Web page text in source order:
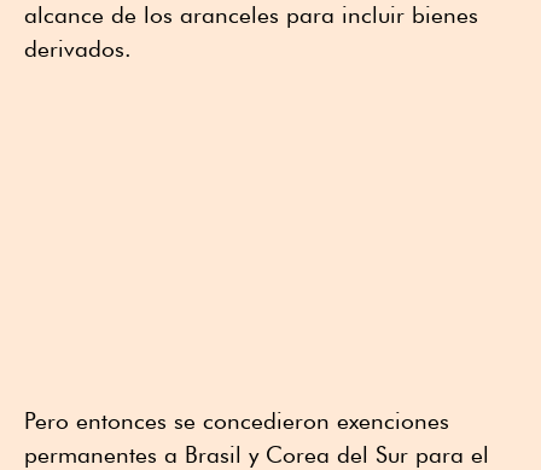
alcance de los aranceles para incluir bienes
derivados.
Pero entonces se concedieron exenciones
permanentes a Brasil y Corea del Sur para el